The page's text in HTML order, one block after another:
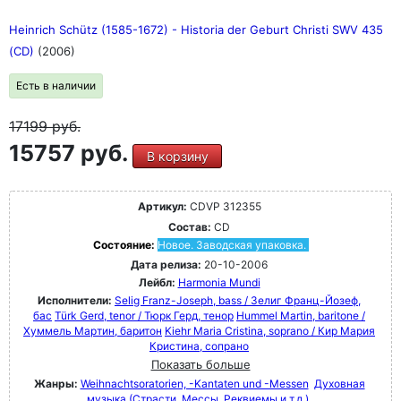
Heinrich Schütz (1585-1672) - Historia der Geburt Christi SWV 435
(CD) (2006)
Есть в наличии
17199руб.
15757 руб. В корзину
Артикул: CDVP 312355
Состав: CD
Состояние: Новое. Заводская упаковка.
Дата релиза: 20-10-2006
Лейбл: Harmonia Mundi
Исполнители: Selig Franz-Joseph, bass / Зелиг Франц-Йозеф,
бас Türk Gerd, tenor / Тюрк Герд, тенор Hummel Martin, baritone /
Хуммель Мартин, баритон Kiehr Maria Cristina, soprano / Кир Мария
Кристина, сопрано
Показать больше
Жанры: Weihnachtsoratorien, -Kantaten und -Messen Духовная